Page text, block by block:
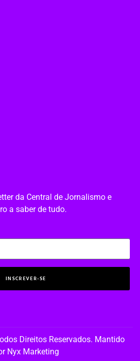
da Central de Jornalismo e
a saber de tudo.
INSCREVER-SE
Direitos Reservados. Mantido
Nyx Marketing